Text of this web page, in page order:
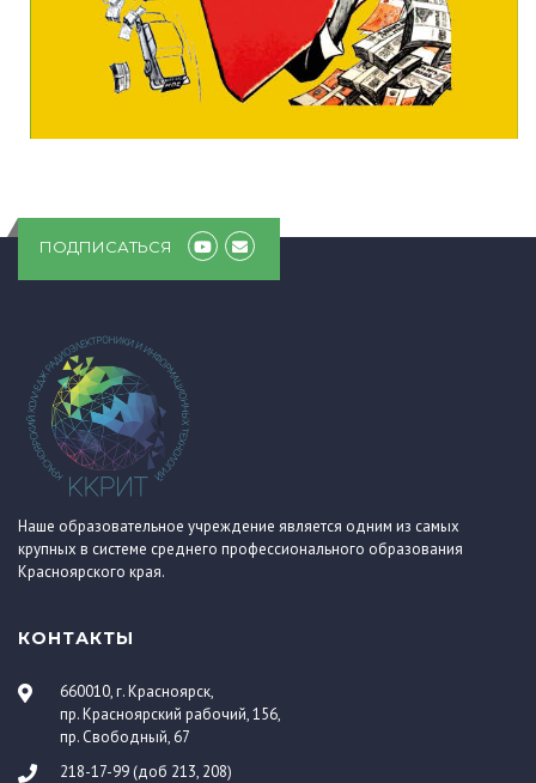
ПОДПИСАТЬСЯ
Наше образовательное учреждение является одним из самых
крупных в системе среднего профессионального образования
Красноярского края.
КОНТАКТЫ
660010, г. Красноярск,
пр. Красноярский рабочий, 156,
пр. Свободный, 67
218-17-99 (доб 213, 208)